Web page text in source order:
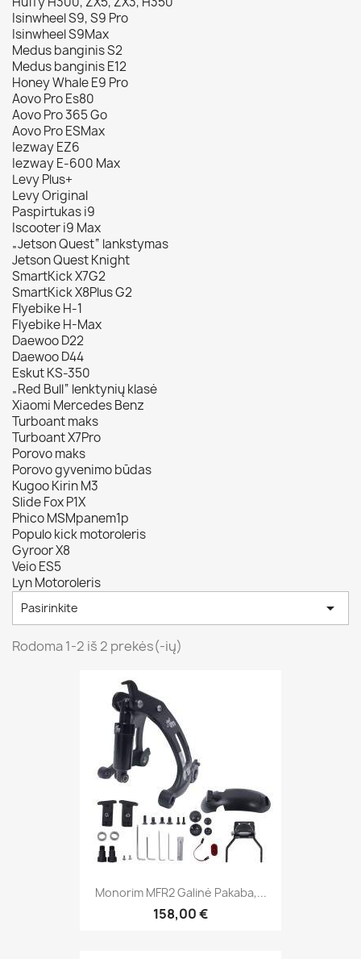
Isinwheel S9, S9 Pro
Isinwheel S9Max
Medus banginis S2
Medus banginis E12
Honey Whale E9 Pro
Aovo Pro Es80
Aovo Pro 365 Go
Aovo Pro ESMax
Iezway EZ6
Iezway E-600 Max
Levy Plus+
Levy Original
Paspirtukas i9
Iscooter i9 Max
„Jetson Quest“ lankstymas
Jetson Quest Knight
SmartKick X7G2
SmartKick X8Plus G2
Flyebike H-1
Flyebike H-Max
Daewoo D22
Daewoo D44
Eskut KS-350
„Red Bull“ lenktynių klasė
Xiaomi Mercedes Benz
Turboant maks
Turboant X7Pro
Porovo maks
Porovo gyvenimo būdas
Kugoo Kirin M3
Slide Fox P1X
Phico MSMpanem1p
Populo kick motoroleris
Gyroor X8
Veio ES5
Lyn Motoroleris
Pasirinkite 
Rodoma 1-2 iš 2 prekės(-ių)
Monorim MFR2 Galinė Pakaba,...
158,00 €